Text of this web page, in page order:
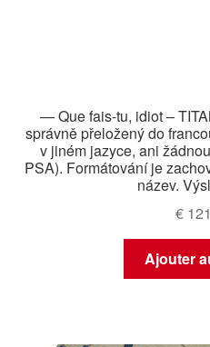
— Que fais-tu, idiot –
správně přeložený do
v jiném jazyce, ani
PSA). Formátování je
název.
€
Ajouter